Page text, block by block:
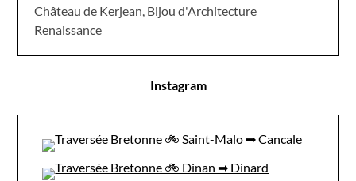
Château de Kerjean, Bijou d'Architecture
Renaissance
Instagram